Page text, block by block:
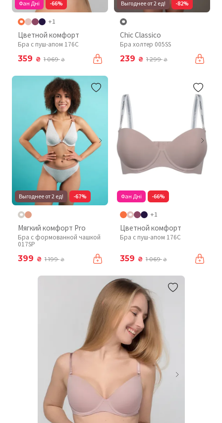
Фан Дні -66%
+1
Цветной комфорт
Бра с пуш-апом 176C
359 ₴ 1 069₴
Выгоднее от 2 ед! -82%
Chic Classico
Бра холтер 005SS
239 ₴ 1 299₴
Выгоднее от 2 ед! -67%
Мягкий комфорт Pro
Бра с формованной чашкой
017SP
399 ₴ 1 199₴
Фан Дні -66%
+1
Цветной комфорт
Бра с пуш-апом 176C
359 ₴ 1 069₴